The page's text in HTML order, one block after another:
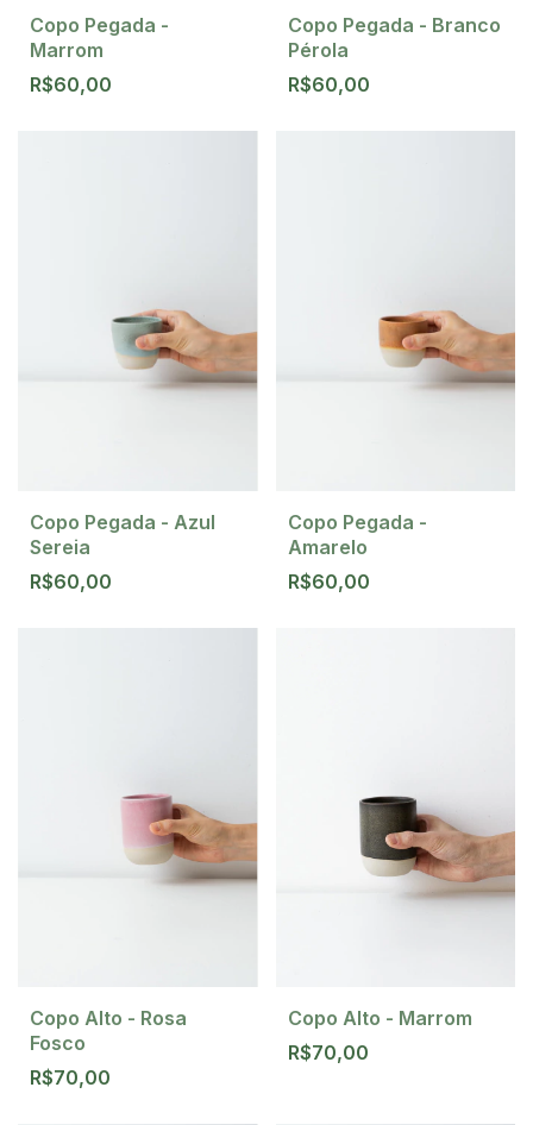
Copo Pegada -
Marrom
R$60,00
Copo Pegada - Branco
Pérola
R$60,00
Copo Pegada - Azul
Sereia
R$60,00
Copo Pegada -
Amarelo
R$60,00
Copo Alto - Rosa
Fosco
R$70,00
Copo Alto - Marrom
R$70,00